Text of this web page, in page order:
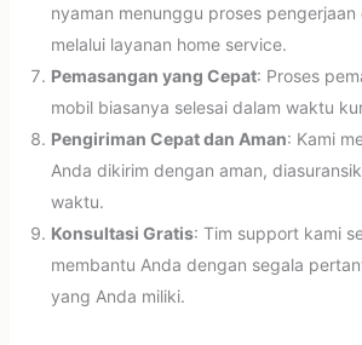
nyaman menunggu proses pengerjaan
melalui layanan home service.
Pemasangan yang Cepat: Proses
mobil biasanya selesai dalam waktu
Pengiriman Cepat dan Aman: Kami
Anda dikirim dengan aman,
waktu.
Konsultasi Gratis: Tim support kami
membantu Anda dengan segala
yang Anda miliki.